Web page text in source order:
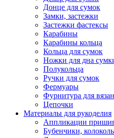
Донце для сумок
Замки, застежки
Застежки фастексы
Карабины
Карабины кольца
Кольца для сумок
Ножки для дна
Полукольца
Ручки для сумок
Фермуары
Фурнитура для
Цепочки
Материалы для рукоделия
Аппликации
Бубенчики,